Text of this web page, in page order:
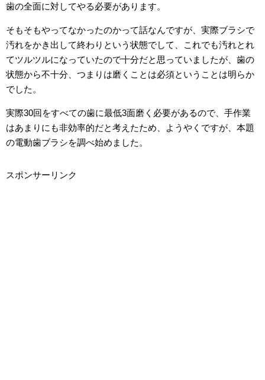
歯の全面に対してやる必要があります。
そもそもやってなかったのかって話なんですが、実際ブラシで
汚れをかき出して終わりという状態でして、これでも汚れとれ
てツルツルになっていたので十分だと思っていましたが、歯の
状態から不十分、つまりは磨くことは必須ということは明らか
でした。
実際30回をすべての歯に最低3面磨く必要があるので、手作業
はあまりにも非効率的だと考えたため、ようやくですが、本題
の電動歯ブラシを調べ始めました。
スポンサーリンク